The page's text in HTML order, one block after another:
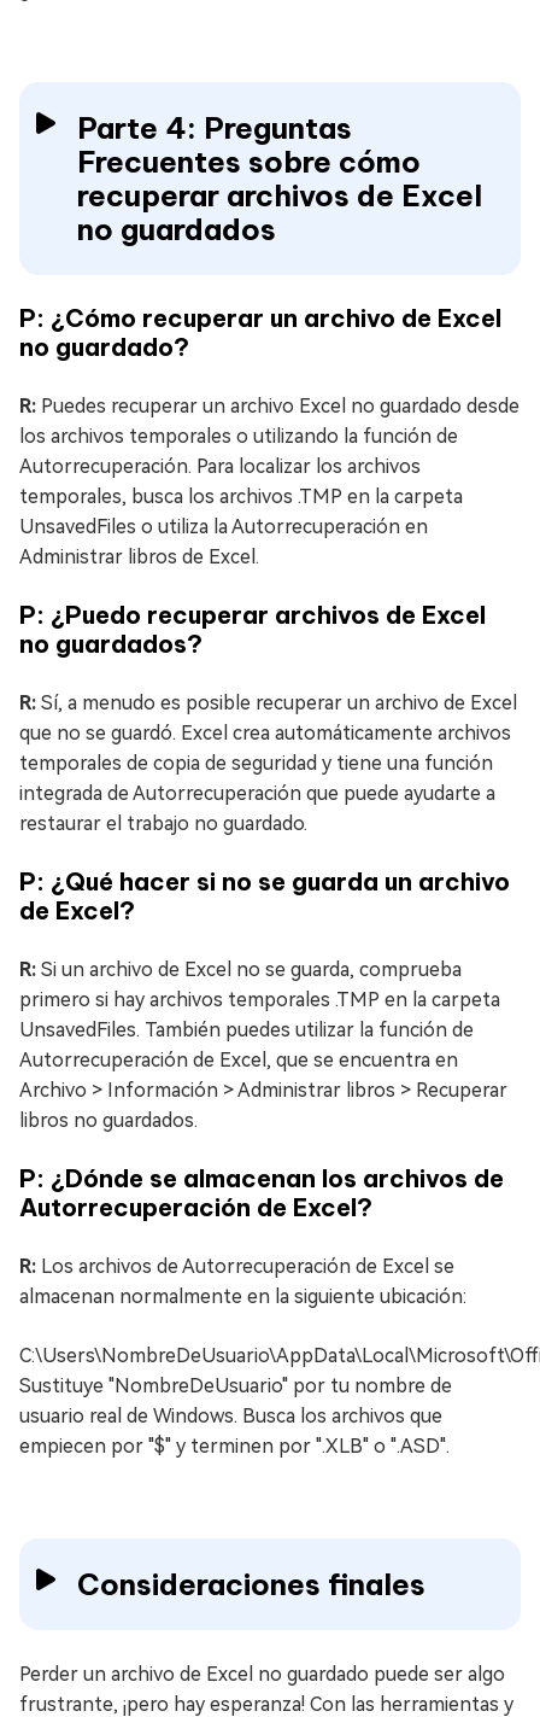
Parte 4: Preguntas
Frecuentes sobre cómo
recuperar archivos de Excel
no guardados
P: ¿Cómo recuperar un archivo de Excel
no guardado?
R: Puedes recuperar un archivo Excel no guardado desde
los archivos temporales o utilizando la función de
Autorrecuperación. Para localizar los archivos
temporales, busca los archivos .TMP en la carpeta
UnsavedFiles o utiliza la Autorrecuperación en
Administrar libros de Excel.
P: ¿Puedo recuperar archivos de Excel
no guardados?
R: Sí, a menudo es posible recuperar un archivo de Excel
que no se guardó. Excel crea automáticamente archivos
temporales de copia de seguridad y tiene una función
integrada de Autorrecuperación que puede ayudarte a
restaurar el trabajo no guardado.
P: ¿Qué hacer si no se guarda un archivo
de Excel?
R: Si un archivo de Excel no se guarda, comprueba
primero si hay archivos temporales .TMP en la carpeta
UnsavedFiles. También puedes utilizar la función de
Autorrecuperación de Excel, que se encuentra en
Archivo > Información > Administrar libros > Recuperar
libros no guardados.
P: ¿Dónde se almacenan los archivos de
Autorrecuperación de Excel?
R: Los archivos de Autorrecuperación de Excel se
almacenan normalmente en la siguiente ubicación:
Sustituye "NombreDeUsuario" por tu nombre de
usuario real de Windows. Busca los archivos que
empiecen por "$" y terminen por ".XLB" o ".ASD".
Consideraciones finales
Perder un archivo de Excel no guardado puede ser algo
frustrante, ¡pero hay esperanza! Con las herramientas y